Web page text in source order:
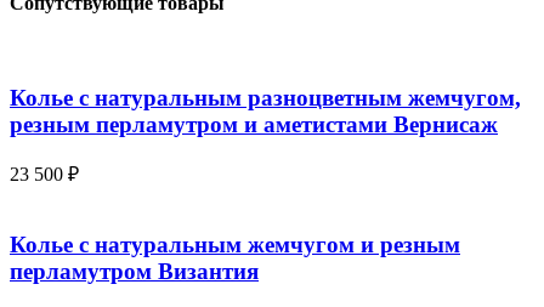
Колье с натуральным разноцветным жемчугом,
резным перламутром и аметистами Вернисаж
23 500 ₽
Колье с натуральным жемчугом и резным
перламутром Византия